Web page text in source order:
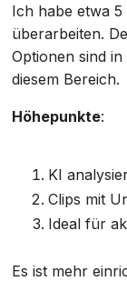
Ich habe etwa
überarbeiten.
Optionen sind
diesem Bereich.
Höhepunkte:
KI
Clips mit
Ideal für
Es ist mehr